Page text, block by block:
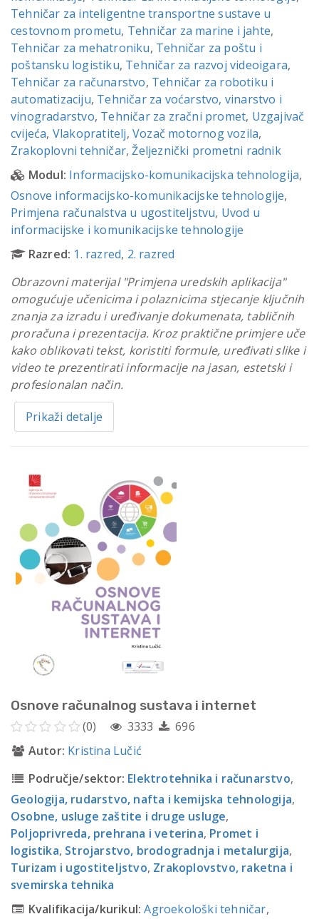
Tehničar za inteligentne transportne sustave u
cestovnom prometu, Tehničar za marine i jahte,
Tehničar za mehatroniku, Tehničar za poštu i
poštansku logistiku, Tehničar za razvoj videoigara,
Tehničar za računarstvo, Tehničar za robotiku i
automatizaciju, Tehničar za voćarstvo, vinarstvo i
vinogradarstvo, Tehničar za zračni promet, Uzgajivač
cvijeća, Vlakopratitelj,Vozač motornog vozila,
Zrakoplovni tehničar,Željeznički prometni radnik
Modul: Informacijsko-komunikacijska tehnologija,
Osnove informacijsko-komunikacijske tehnologije,
Primjena računalstva u ugostiteljstvu, Uvod u
informacijske i komunikacijske tehnologije
Razred: 1. razred, 2. razred
Obrazovni materijal "Primjena uredskih aplikacija"
omogućuje učenicima i polaznicima stjecanje ključnih
znanja za izradu i uređivanje dokumenata, tabličnih
proračuna i prezentacija. Kroz praktične primjere uče
kako oblikovati tekst, koristiti formule, uređivati slike i
video te prezentirati informacije na jasan, estetski i
profesionalan način.
Prikaži detalje
Osnove računalnog sustava i internet
(0) 3333
696
Autor: Kristina Lučić
Područje/sektor: Elektrotehnika i računarstvo,
Geologija, rudarstvo, nafta i kemijska tehnologija,
Osobne, usluge zaštite i druge usluge,
Poljoprivreda, prehrana i veterina, Promet i
logistika, Strojarstvo, brodogradnja i metalurgija,
Turizam i ugostiteljstvo, Zrakoplovstvo, raketna i
svemirska tehnika
Kvalifikacija/kurikul: Agroekološki tehničar,